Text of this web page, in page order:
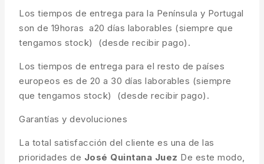
Los tiempos de entrega para la Península y Portugal
son de 19horas a20 días laborables (siempre que
tengamos stock) (desde recibir pago).
Los tiempos de entrega para el resto de países
europeos es de 20 a 30 días laborables (siempre
que tengamos stock) (desde recibir pago).
Garantías y devoluciones
La total satisfacción del cliente es una de las
prioridades de José Quintana Juez De este modo,